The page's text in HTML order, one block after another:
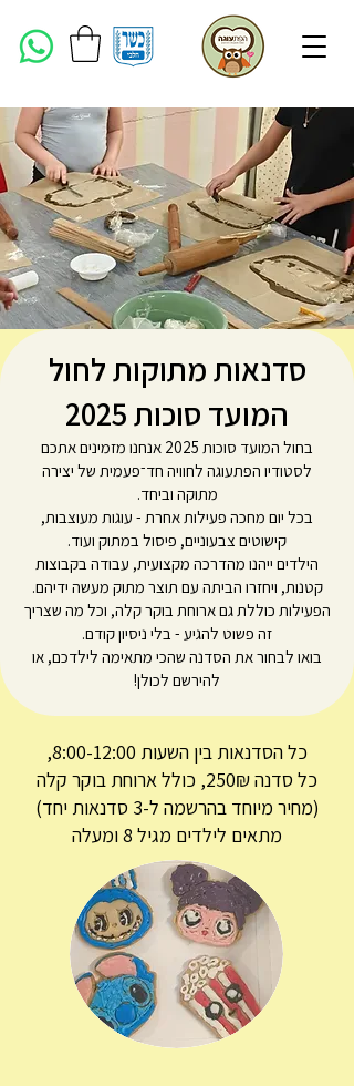
סדנאות מתוקות לחול
המועד סוכות 2025
בחול המועד סוכות 2025 אנחנו מזמינים אתכם
לסטודיו הפתעוגה לחוויה חד־פעמית של יצירה
מתוקה וביחד.
בכל יום מחכה פעילות אחרת - עוגות מעוצבות,
קישוטים צבעוניים, פיסול במתוק ועוד.
הילדים ייהנו מהדרכה מקצועית, עבודה בקבוצות
קטנות, ויחזרו הביתה עם תוצר מתוק מעשה ידיהם.
הפעילות כוללת גם ארוחת בוקר קלה, וכל מה שצריך
זה פשוט להגיע - בלי ניסיון קודם.
בואו לבחור את הסדנה שהכי מתאימה לילדכם, או
להירשם לכולן!
כל הסדנאות בין השעות 8:00-12:00,
כל סדנה 250₪,
כולל ארוחת בוקר קלה
(מחיר מיוחד בהרשמה ל-3 סדנאות יחד)
מתאים לילדים מגיל 8 ומעלה